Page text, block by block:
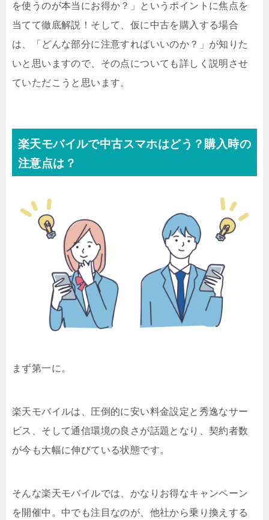
を使うのが本当にお得か？」というポイントに焦点を
当てて徹底解説！そして、仮に中古を購入する場合
は、「どんな部分に注意すればいいのか？」が知りた
いと思いますので、その点についても詳しく説明させ
ていただこうと思います。
楽天モバイルで中古スマホはどう？購入時の
注意点は？
まず第一に。
楽天モバイルは、圧倒的に安い料金設定と秀逸なサー
ビス、そして通信環境の良さが話題となり、契約者数
が今も大幅に伸びている状態です。
そんな楽天モバイルでは、かなりお得なキャンペーン
を開催中。中でも注目なのが、他社から乗り換えする